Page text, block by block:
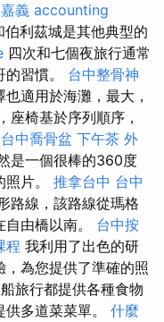
義 accounting
利茲城是其他典型的
四次和七個夜旅行通常
習慣。 台中整骨神
適用於海灘，最大，
座椅基於序列順序，
台中喬骨盆 下午茶 外
是一個很棒的360度
片。 推拿台中 台中
路線，該路線從瑪格
由橋以南。 台中按
程 我利用了出色的研
為您提供了準確的照
旅行都提供各種食物
多道菜菜單。 什麼